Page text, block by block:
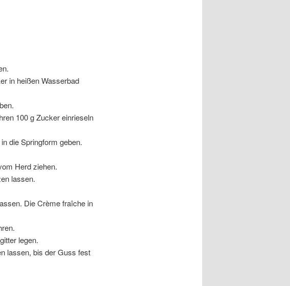
in heißen Wasserbad
100 g Zucker einrieseln
die Springform geben.
Herd ziehen.
lassen.
Die Crème fraîche in
legen.
lassen, bis der Guss fest